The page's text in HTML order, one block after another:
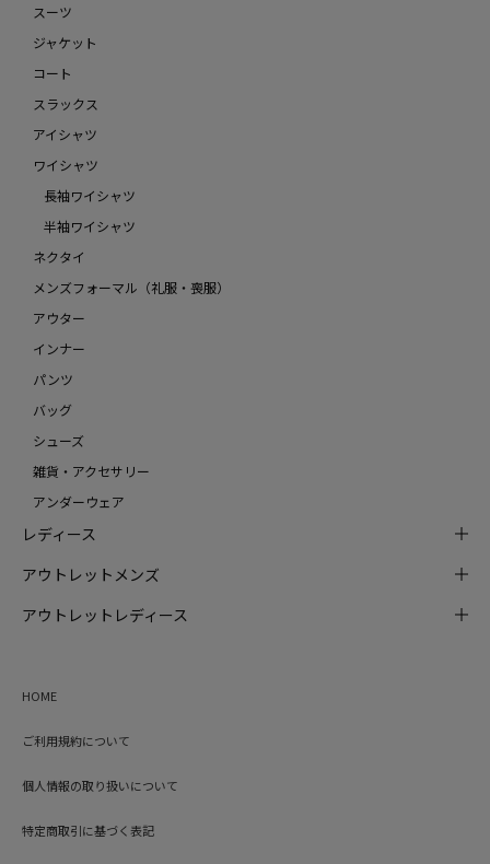
スーツ
ジャケット
コート
スラックス
アイシャツ
ワイシャツ
長袖ワイシャツ
半袖ワイシャツ
ネクタイ
メンズフォーマル（礼服・喪服）
アウター
インナー
パンツ
バッグ
シューズ
雑貨・アクセサリー
アンダーウェア
レディース
アウトレットメンズ
アウトレットレディース
HOME
ご利用規約について
個人情報の取り扱いについて
特定商取引に基づく表記